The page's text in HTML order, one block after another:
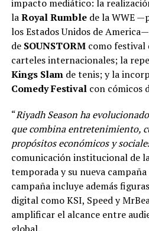
impacto mediático: la
laRoyal Rumblede la WWE
los Estados Unidos de
de SOUNSTORMcomo festival
carteles internacionales; la
Kings Slamde tenis; y la
Comedy Festivalcon cómicos
“Riyadh Season ha
que combina entretenimiento,
propósitos económicos y
comunicación institucional de
temporada y su nueva
campaña incluye además
digital como KSI, Speed y
amplificar el alcance entre